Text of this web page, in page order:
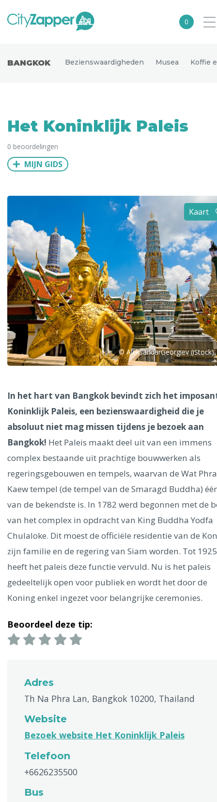
0
Europa
Noord-Amerika
Azië
Alle steden
Phoenix
Dresden
Ålesund
Singapore
Mechelen
Dublin
Hong Kong München Wenen Budapest
Madrid
Vancouver
Alles bekijken
BANGKOK Bezienswaardigheden Musea Koffie
Het Koninklijk Paleis
0 beoordelingen
MIJN GIDS
Kaart
© AleksandarGeorgiev (iStock)
In het hart van Bangkok bevindt zich het
Koninklijk Paleis, een bezienswaardigheid die je
absoluut niet mag missen tijdens je bezoek aan
Bangkok! Het Paleis maakt deel uit van een immens
complex bestaande uit prachtige bouwwerken als
regeringsgebouwen en tempels, waarvan de Wat Phra
Kaew tempel (de tempel van de Smaragd Buddha)
van de bekendste is. In 1782 werd begonnen met de
van het complex in opdracht van King Buddha Yodfa
Chulaloke. Dit moest de officiële residentie van de
zijn familie en de regering van Siam worden. Tot 1925
heeft het paleis deze functie vervuld. Nu is het paleis
gedeeltelijk open voor publiek en wordt het door de
Koning enkel ingezet voor belangrijke ceremonies.
Beoordeel deze tip:
Adres
Th Na Phra Lan, Bangkok 10200, Thailand
Website
Bezoek website Het Koninklijk Paleis
Telefoon
+6626235500
Bus